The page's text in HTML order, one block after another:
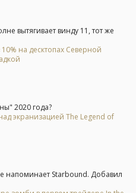
вытягивает винду 11, тот же
на десктопах Северной
2020 года?
экранизацией The Legend of
напоминает Starbound. Добавил